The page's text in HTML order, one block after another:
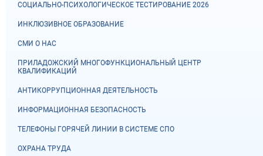
СОЦИАЛЬНО-ПСИХОЛОГИЧЕСКОЕ ТЕСТИРОВАНИЕ 2026
ИНКЛЮЗИВНОЕ ОБРАЗОВАНИЕ
СМИ О НАС
ПРИЛАДОЖСКИЙ МНОГОФУНКЦИОНАЛЬНЫЙ ЦЕНТР
КВАЛИФИКАЦИЙ
АНТИКОРРУПЦИОННАЯ ДЕЯТЕЛЬНОСТЬ
ИНФОРМАЦИОННАЯ БЕЗОПАСНОСТЬ
ТЕЛЕФОНЫ ГОРЯЧЕЙ ЛИНИИ В СИСТЕМЕ СПО
ОХРАНА ТРУДА